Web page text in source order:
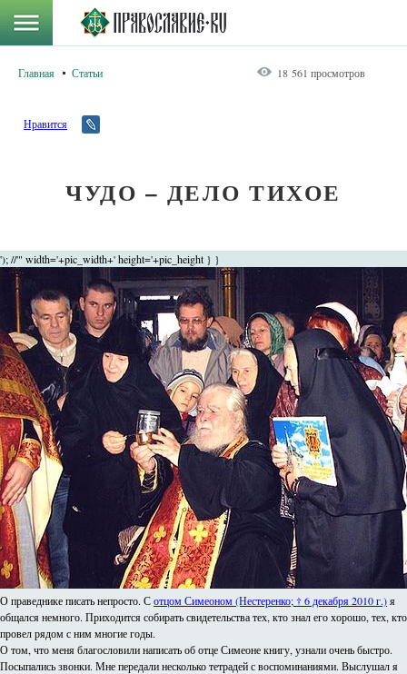
Главная Статьи 18 561 просмотров
Нравится
ЧУДО – ДЕЛО ТИХОЕ
'); //'" width='+pic_width+' height='+pic_height } }
О праведнике писать непросто. Сотцом Симеоном (Нестеренко; † 6 декабря 2010 г.)я
общался немного. Приходится собирать свидетельства тех, кто знал его хорошо, тех, кто
провел рядом с ним многие годы.
О том, что меня благословили написать об отце Симеоне книгу, узнали очень быстро.
Посыпались звонки. Мне передали несколько тетрадей с воспоминаниями. Выслушал я